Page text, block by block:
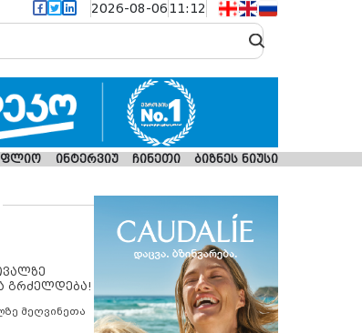
2026-08-06 11:12
ინტერვიუ ჩინეთი ბიზნეს ნიუსი
გრძელდება!
მეღვინეთა